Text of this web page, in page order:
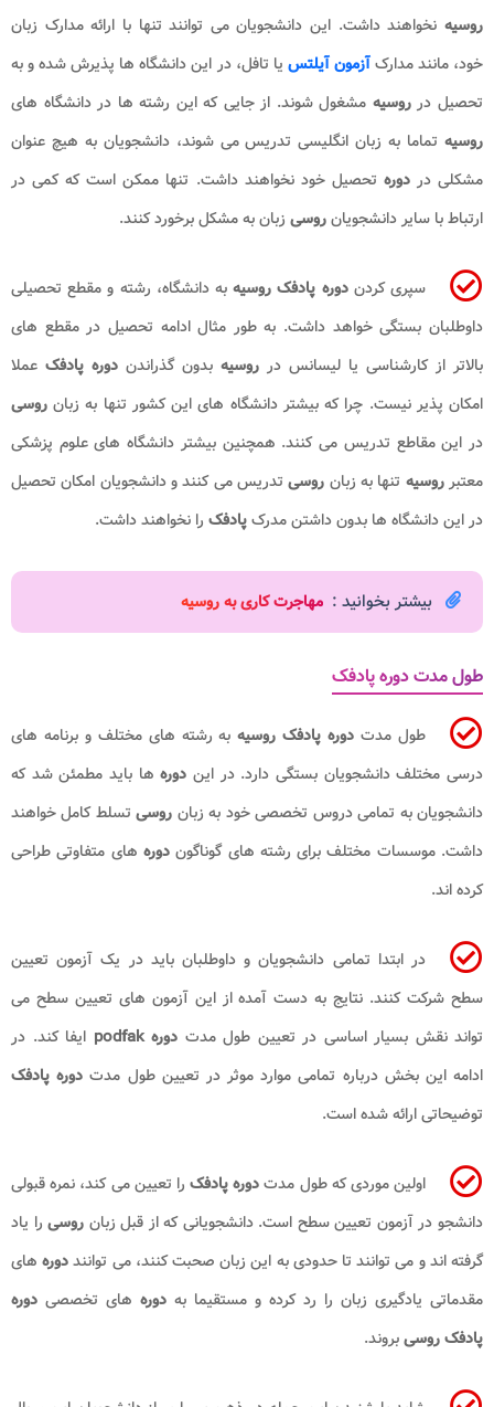
روسیه نخواهند داشت. این دانشجویان می توانند تنها با ارائه مدارک زبان
خود، مانند مدارکآزمون آیلتس یا تافل، در این دانشگاه ها پذیرش شده و به
تحصیل درروسیه مشغول شوند. از جایی که این رشته ها در دانشگاه های
روسیه تماما به زبان انگلیسی تدریس می شوند، دانشجویان به هیچ عنوان
مشکلی دردوره تحصیل خود نخواهند داشت. تنها ممکن است که کمی در
ارتباط با سایر دانشجویانروسی زبان به مشکل برخورد کنند.
سپری کردندوره پادفک روسیه به دانشگاه، رشته و مقطع تحصیلی
داوطلبان بستگی خواهد داشت. به طور مثال ادامه تحصیل در مقطع های
بالاتر از کارشناسی یا لیسانس در روسیه بدون گذراندن دوره پادفک عملا
امکان پذیر نیست. چرا که بیشتر دانشگاه های این کشور تنها به زبان روسی
در این مقاطع تدریس می کنند. همچنین بیشتر دانشگاه های علوم پزشکی
معتبرروسیه تنها به زبان روسی تدریس می کنند و دانشجویان امکان تحصیل
در این دانشگاه ها بدون داشتن مدرکپادفک را نخواهند داشت.
بیشتر بخوانید : مهاجرت کاری به روسیه
طول مدت دوره پادفک
طول مدت دوره پادفک روسیه به رشته های مختلف و برنامه های
درسی مختلف دانشجویان بستگی دارد. در این دوره ها باید مطمئن شد که
دانشجویان به تمامی دروس تخصصی خود به زبان روسیتسلط کامل خواهند
داشت. موسسات مختلف برای رشته های گوناگوندوره های متفاوتی طراحی
کرده اند.
در ابتدا تمامی دانشجویان و داوطلبان باید در یک آزمون تعیین
سطح شرکت کنند. نتایج به دست آمده از این آزمون های تعیین سطح می
تواند نقش بسیار اساسی در تعیین طول مدت دورهpodfak ایفا کند. در
ادامه این بخش درباره تمامی موارد موثر در تعیین طول مدت دوره پادفک
توضیحاتی ارائه شده است.
اولین موردی که طول مدتدوره پادفک را تعیین می کند، نمره قبولی
دانشجو در آزمون تعیین سطح است. دانشجویانی که از قبل زبان روسی را یاد
گرفته اند و می توانند تا حدودی به این زبان صحبت کنند، می تواننددوره های
مقدماتی یادگیری زبان را رد کرده و مستقیما به دوره های تخصصی دوره
پادفک روسیبروند.